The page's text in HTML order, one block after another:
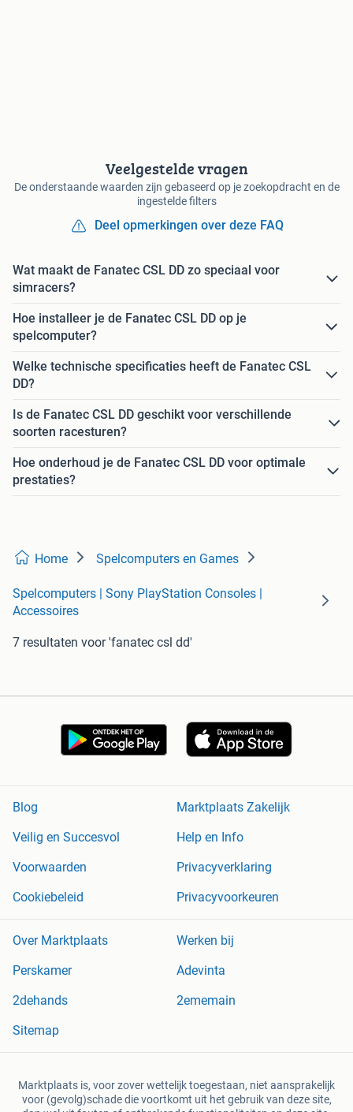
Veelgestelde vragen
De onderstaande waarden zijn gebaseerd op je zoekopdracht en de
ingestelde filters
Deel opmerkingen over deze FAQ
Wat maakt de Fanatec CSL DD zo speciaal voor
simracers?
Hoe installeer je de Fanatec CSL DD op je
spelcomputer?
Welke technische specificaties heeft de Fanatec CSL
DD?
Is de Fanatec CSL DD geschikt voor verschillende
soorten racesturen?
Hoe onderhoud je de Fanatec CSL DD voor optimale
prestaties?
Home Spelcomputers en Games
Spelcomputers | Sony PlayStation Consoles |
Accessoires
7 resultaten voor 'fanatec csl dd'
Blog
Marktplaats Zakelijk
Veilig en Succesvol
Help en Info
Voorwaarden
Privacyverklaring
Cookiebeleid
Privacyvoorkeuren
Over Marktplaats
Werken bij
Perskamer
Adevinta
2dehands
2ememain
Sitemap
Marktplaats is, voor zover wettelijk toegestaan, niet aansprakelijk
voor (gevolg)schade die voortkomt uit het gebruik van deze site,